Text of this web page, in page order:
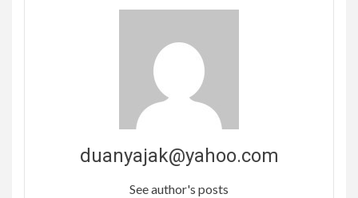
duanyajak@yahoo.com
See author's posts